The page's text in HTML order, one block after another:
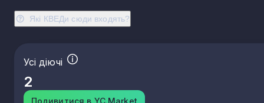
Які КВЕДи сюди входять?
Усі діючі
2
Подивитися в YC.Market
23.43 Виробництво керамічних електроізоляторів та
ізоляційної арматури
призначення
23.49 Виробництво інших керамічних виробів
23.52 Виробництво вапна та гіпсових сумішей